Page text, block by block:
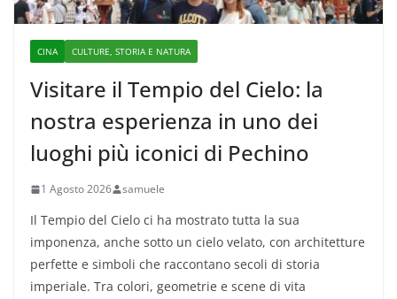
CINA CULTURE, STORIA E NATURA
Visitare il Tempio del Cielo: la
nostra esperienza in uno dei
luoghi più iconici di Pechino
1 Agosto 2026 samuele
Il Tempio del Cielo ci ha mostrato tutta la sua
imponenza, anche sotto un cielo velato, con architetture
perfette e simboli che raccontano secoli di storia
imperiale. Tra colori, geometrie e scene di vita